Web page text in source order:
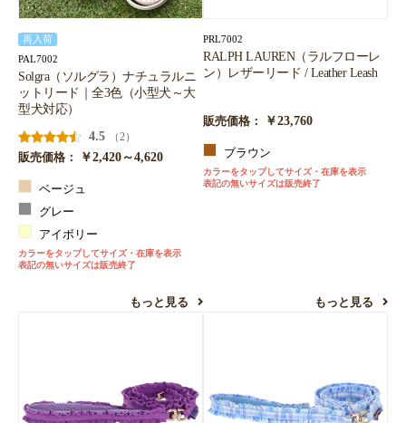
再入荷
PAL7002
Solgra（ソルグラ）ナチュラルニ
ットリード｜全3色（小型犬～大
型犬対応）
4.5
（2）
販売価格：
￥2,420～4,620
ベージュ
グレー
アイボリー
カラーをタップしてサイズ・在庫を表示
表記の無いサイズは販売終了
もっと見る
PRL7002
RALPH LAUREN（ラルフローレ
ン）レザーリード / Leather Leash
販売価格： ￥23,760
ブラウン
カラーをタップしてサイズ・在庫を表示
表記の無いサイズは販売終了
もっと見る